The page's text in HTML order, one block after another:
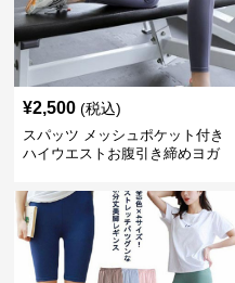
¥2,500 (税込)
スパッツ メッシュポケット付き
ハイウエストお腹引き締めヨガ